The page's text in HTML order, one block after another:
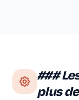
###
plus